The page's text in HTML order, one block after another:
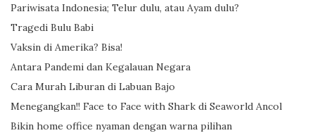
Pariwisata Indonesia; Telur dulu, atau Ayam dulu?
Tragedi Bulu Babi
Vaksin di Amerika? Bisa!
Antara Pandemi dan Kegalauan Negara
Cara Murah Liburan di Labuan Bajo
Menegangkan!! Face to Face with Shark di Seaworld Ancol
Bikin home office nyaman dengan warna pilihan